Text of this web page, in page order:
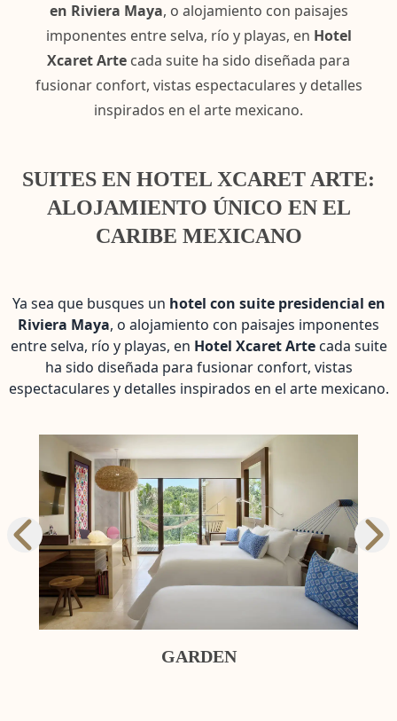
en Riviera Maya, o alojamiento con paisajes
imponentes entre selva, río y playas, en Hotel
Xcaret Arte cada suite ha sido diseñada para
fusionar confort, vistas espectaculares y detalles
inspirados en el arte mexicano.
SUITES EN HOTEL XCARET ARTE:
ALOJAMIENTO ÚNICO EN EL
CARIBE MEXICANO
Ya sea que busques un hotel con suite presidencial en
Riviera Maya, o alojamiento con paisajes imponentes
entre selva, río y playas, en Hotel Xcaret Artecada suite
ha sido diseñada para fusionar confort, vistas
espectaculares y detalles inspirados en el arte mexicano.
GARDEN